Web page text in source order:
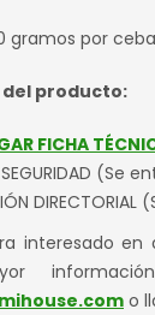
gramos por
producto:
FICHA
SEGURIDAD (Se
interesado
o